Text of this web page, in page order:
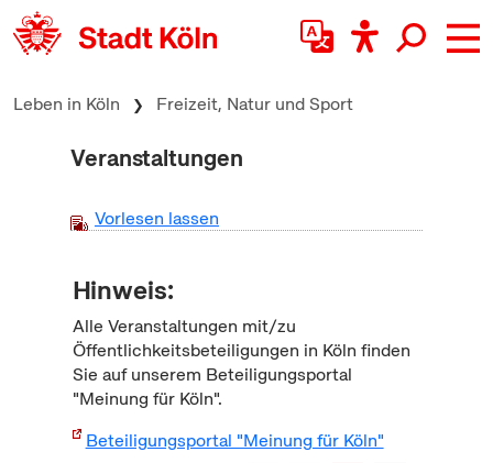
zum Inhalt springen
Leben in Köln Freizeit, Natur und Sport
Veranstaltungen
Vorlesen lassen
Hinweis:
Alle Veranstaltungen mit/zu
Öffentlichkeitsbeteiligungen in Köln finden
Sie auf unserem Beteiligungsportal
"Meinung für Köln".
Beteiligungsportal "Meinung für Köln"